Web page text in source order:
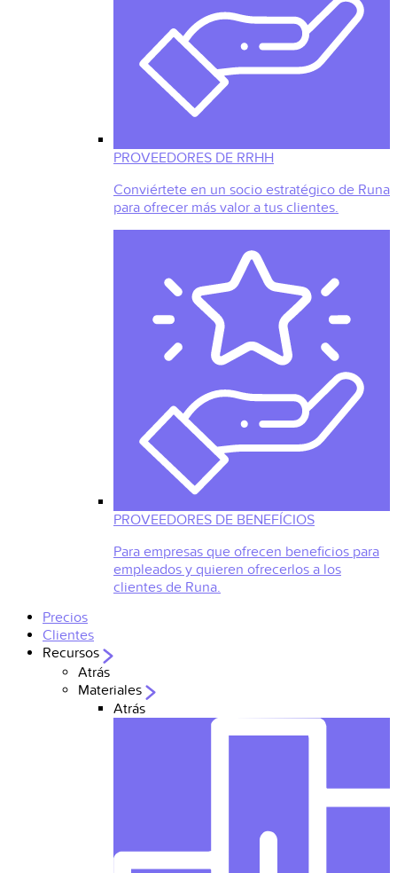
PROVEEDORES DE RRHH
Conviértete en un socio estratégico de Runa
para ofrecer más valor a tus clientes.
PROVEEDORES DE BENEFÍCIOS
Para empresas que ofrecen beneficios para
empleados y quieren ofrecerlos a los
clientes de Runa.
Precios
Clientes
Recursos
Atrás
Materiales
Atrás